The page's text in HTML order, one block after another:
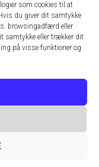
som cookies til at
du giver dit samtykke
browsingadfærd eller
samtykke eller trækker dit
på visse funktioner og
28